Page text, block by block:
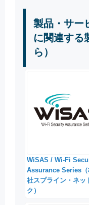
製品・サー
に関連する
ら）
WiSAS / Wi-Fi
Assurance Series（
社スプライン・ネッ
ク）